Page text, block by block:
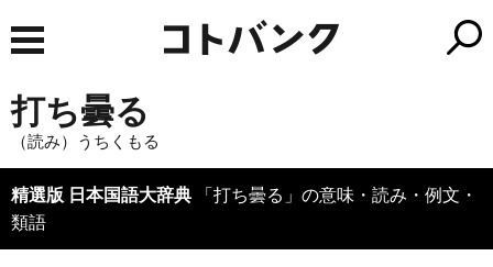
打ち曇る
（読み）うちくもる
精選版 日本国語大辞典 「打ち曇る」の意味・読み・例文・
類語